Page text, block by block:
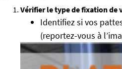
Vérifier le type de fixation de
Identifiez si vos
(reportez-vous à